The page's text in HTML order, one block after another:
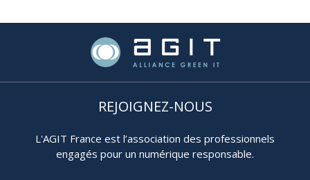
REJOIGNEZ-NOUS
L'AGIT France est l’association des professionnels
engagés pour un numérique responsable.